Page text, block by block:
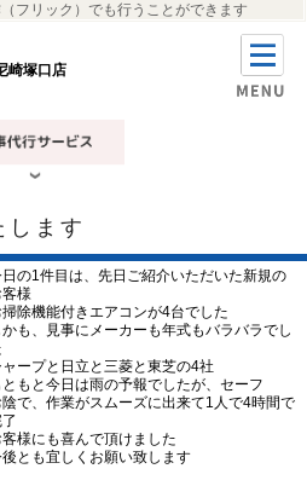
フリック）でも行うことができます
崎塚口店
します
日の1件目は、先日ご紹介いただいた新規の
客様
掃除機能付きエアコンが4台でした
かも、見事にメーカーも年式もバラバラでし
ャープと日立と三菱と東芝の4社
ともと今日は雨の予報でしたが、セーフ
陰で、作業がスムーズに出来て1人で4時間で
客様にも喜んで頂けました
後とも宜しくお願い致します